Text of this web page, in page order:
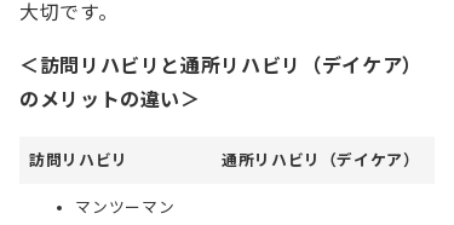
大切です。
＜訪問リハビリと通所リハビリ（デイケア）
のメリットの違い＞
訪問リハビリ 通所リハビリ（デイケア）
マンツーマン